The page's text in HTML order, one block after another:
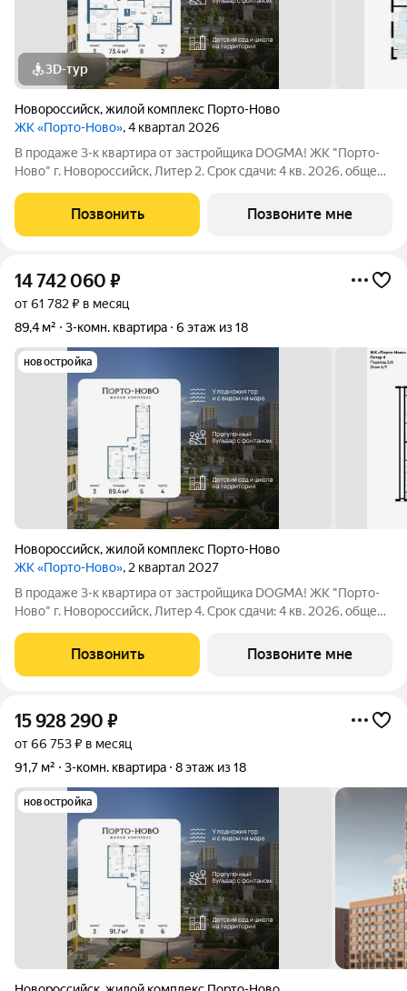
3D-тур
Новороссийск,жилой комплекс Порто-Ново
ЖК «Порто-Ново», 4 квартал 2026
В продаже 3-к квартира от застройщика DOGMA! ЖК "Порто-
Ново" г. Новороссийск, Литер 2. Срок сдачи: 4 кв. 2026, общей
для комфортной жизни. Место, где шум Чёрного моря
становится саундтреком
Позвонить Позвоните мне
14 742 060 ₽
от 61 782 ₽ в месяц
89,4 м²
3-комн. квартира 6 этаж из 18
новостройка
Новороссийск,жилой комплекс Порто-Ново
ЖК «Порто-Ново», 2 квартал 2027
В продаже 3-к квартира от застройщика DOGMA! ЖК "Порто-
Ново" г. Новороссийск, Литер 4. Срок сдачи: 4 кв. 2026, общей
для комфортной жизни. Место, где шум Чёрного моря
становится саундтреком
Позвонить Позвоните мне
15 928 290 ₽
от 66 753 ₽ в месяц
91,7 м²
3-комн. квартира 8 этаж из 18
новостройка